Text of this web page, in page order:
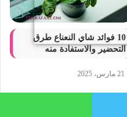
10 فوائد شاي النعناع طرق
التحضير والاستفادة منه
21 مارس، 2025